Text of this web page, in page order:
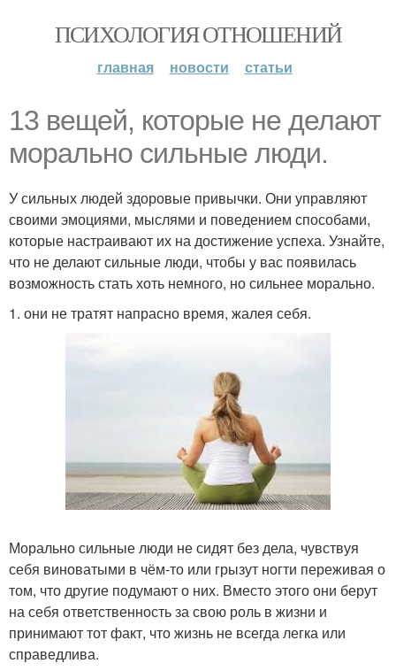
ПСИХОЛОГИЯ ОТНОШЕНИЙ
главная новости статьи
13 вещей, которые не делают
морально сильные люди.
У сильных людей здоровые привычки. Они управляют
своими эмоциями, мыслями и поведением способами,
которые настраивают их на достижение успеха. Узнайте,
что не делают сильные люди, чтобы у вас появилась
возможность стать хоть немного, но сильнее морально.
1. они не тратят напрасно время, жалея себя.
Морально сильные люди не сидят без дела, чувствуя
себя виноватыми в чём-то или грызут ногти переживая о
том, что другие подумают о них. Вместо этого они берут
на себя ответственность за свою роль в жизни и
принимают тот факт, что жизнь не всегда легка или
справедлива.